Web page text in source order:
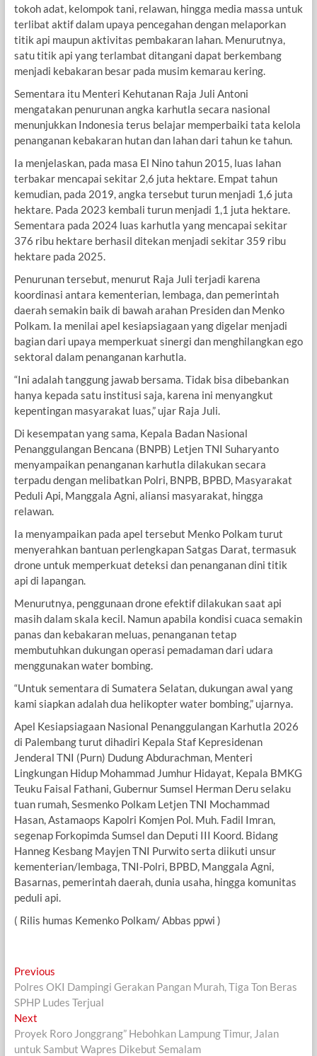
tokoh adat, kelompok tani, relawan, hingga media massa untuk
terlibat aktif dalam upaya pencegahan dengan melaporkan
titik api maupun aktivitas pembakaran lahan. Menurutnya,
satu titik api yang terlambat ditangani dapat berkembang
menjadi kebakaran besar pada musim kemarau kering.
Sementara itu Menteri Kehutanan Raja Juli Antoni
mengatakan penurunan angka karhutla secara nasional
menunjukkan Indonesia terus belajar memperbaiki tata kelola
penanganan kebakaran hutan dan lahan dari tahun ke tahun.
Ia menjelaskan, pada masa El Nino tahun 2015, luas lahan
terbakar mencapai sekitar 2,6 juta hektare. Empat tahun
kemudian, pada 2019, angka tersebut turun menjadi 1,6 juta
hektare. Pada 2023 kembali turun menjadi 1,1 juta hektare.
Sementara pada 2024 luas karhutla yang mencapai sekitar
376 ribu hektare berhasil ditekan menjadi sekitar 359 ribu
hektare pada 2025.
Penurunan tersebut, menurut Raja Juli terjadi karena
koordinasi antara kementerian, lembaga, dan pemerintah
daerah semakin baik di bawah arahan Presiden dan Menko
Polkam. Ia menilai apel kesiapsiagaan yang digelar menjadi
bagian dari upaya memperkuat sinergi dan menghilangkan ego
sektoral dalam penanganan karhutla.
“Ini adalah tanggung jawab bersama. Tidak bisa dibebankan
hanya kepada satu institusi saja, karena ini menyangkut
kepentingan masyarakat luas,” ujar Raja Juli.
Di kesempatan yang sama, Kepala Badan Nasional
Penanggulangan Bencana (BNPB) Letjen TNI Suharyanto
menyampaikan penanganan karhutla dilakukan secara
terpadu dengan melibatkan Polri, BNPB, BPBD, Masyarakat
Peduli Api, Manggala Agni, aliansi masyarakat, hingga
relawan.
Ia menyampaikan pada apel tersebut Menko Polkam turut
menyerahkan bantuan perlengkapan Satgas Darat, termasuk
drone untuk memperkuat deteksi dan penanganan dini titik
api di lapangan.
Menurutnya, penggunaan drone efektif dilakukan saat api
masih dalam skala kecil. Namun apabila kondisi cuaca semakin
panas dan kebakaran meluas, penanganan tetap
membutuhkan dukungan operasi pemadaman dari udara
menggunakan water bombing.
“Untuk sementara di Sumatera Selatan, dukungan awal yang
kami siapkan adalah dua helikopter water bombing,” ujarnya.
Apel Kesiapsiagaan Nasional Penanggulangan Karhutla 2026
di Palembang turut dihadiri Kepala Staf Kepresidenan
Jenderal TNI (Purn) Dudung Abdurachman, Menteri
Lingkungan Hidup Mohammad Jumhur Hidayat, Kepala BMKG
Teuku Faisal Fathani, Gubernur Sumsel Herman Deru selaku
tuan rumah, Sesmenko Polkam Letjen TNI Mochammad
Hasan, Astamaops Kapolri Komjen Pol. Muh. Fadil Imran,
segenap Forkopimda Sumsel dan Deputi III Koord. Bidang
Hanneg Kesbang Mayjen TNI Purwito serta diikuti unsur
kementerian/lembaga, TNI-Polri, BPBD, Manggala Agni,
Basarnas, pemerintah daerah, dunia usaha, hingga komunitas
peduli api.
( Rilis humas Kemenko Polkam/ Abbas ppwi )
Navigasi
pos
PreviousPrevious
post:
Polres OKI Dampingi Gerakan Pangan Murah, Tiga Ton Beras
SPHP Ludes Terjual
NextNext
post:
Proyek Roro Jonggrang” Hebohkan Lampung Timur, Jalan
untuk Sambut Wapres Dikebut Semalam